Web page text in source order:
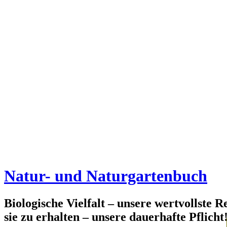
Natur- und Naturgartenbuch
Biologische Vielfalt – unsere wertvollste
sie zu erhalten – unsere dauerhafte